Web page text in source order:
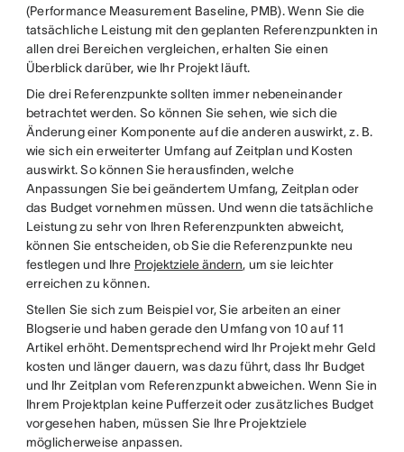
(Performance Measurement Baseline, PMB). Wenn Sie die
tatsächliche Leistung mit den geplanten Referenzpunkten in
allen drei Bereichen vergleichen, erhalten Sie einen
Überblick darüber, wie Ihr Projekt läuft.
Die drei Referenzpunkte sollten immer nebeneinander
betrachtet werden. So können Sie sehen, wie sich die
Änderung einer Komponente auf die anderen auswirkt, z. B.
wie sich ein erweiterter Umfang auf Zeitplan und Kosten
auswirkt. So können Sie herausfinden, welche
Anpassungen Sie bei geändertem Umfang, Zeitplan oder
das Budget vornehmen müssen. Und wenn die tatsächliche
Leistung zu sehr von Ihren Referenzpunkten abweicht,
können Sie entscheiden, ob Sie die Referenzpunkte neu
festlegen und Ihre Projektziele ändern, um sie leichter
erreichen zu können.
Stellen Sie sich zum Beispiel vor, Sie arbeiten an einer
Blogserie und haben gerade den Umfang von 10 auf 11
Artikel erhöht. Dementsprechend wird Ihr Projekt mehr Geld
kosten und länger dauern, was dazu führt, dass Ihr Budget
und Ihr Zeitplan vom Referenzpunkt abweichen. Wenn Sie in
Ihrem Projektplan keine Pufferzeit oder zusätzliches Budget
vorgesehen haben, müssen Sie Ihre Projektziele
möglicherweise anpassen.